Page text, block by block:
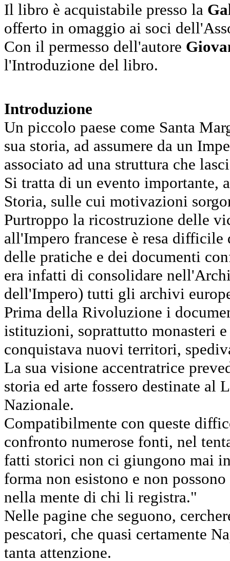
Il libro è acquistabile presso la
offerto in omaggio ai soci
Con il permesso dell'autore
l'Introduzione del libro.
Introduzione
Un piccolo paese come Santa
sua storia, ad assumere da un
associato ad una struttura che
Si tratta di un evento importante,
Storia, sulle cui motivazioni
Purtroppo la ricostruzione delle
all'Impero francese è resa
delle pratiche e dei documenti
era infatti di consolidare
dell'Impero) tutti gli archivi
Prima della Rivoluzione i
istituzioni, soprattutto monasteri
conquistava nuovi territori,
La sua visione accentratrice
storia ed arte fossero destinate
Nazionale.
Compatibilmente con queste
confronto numerose fonti, nel
fatti storici non ci giungono mai
forma non esistono e non
nella mente di chi li registra."
Nelle pagine che seguono,
pescatori, che quasi certamente
tanta attenzione.